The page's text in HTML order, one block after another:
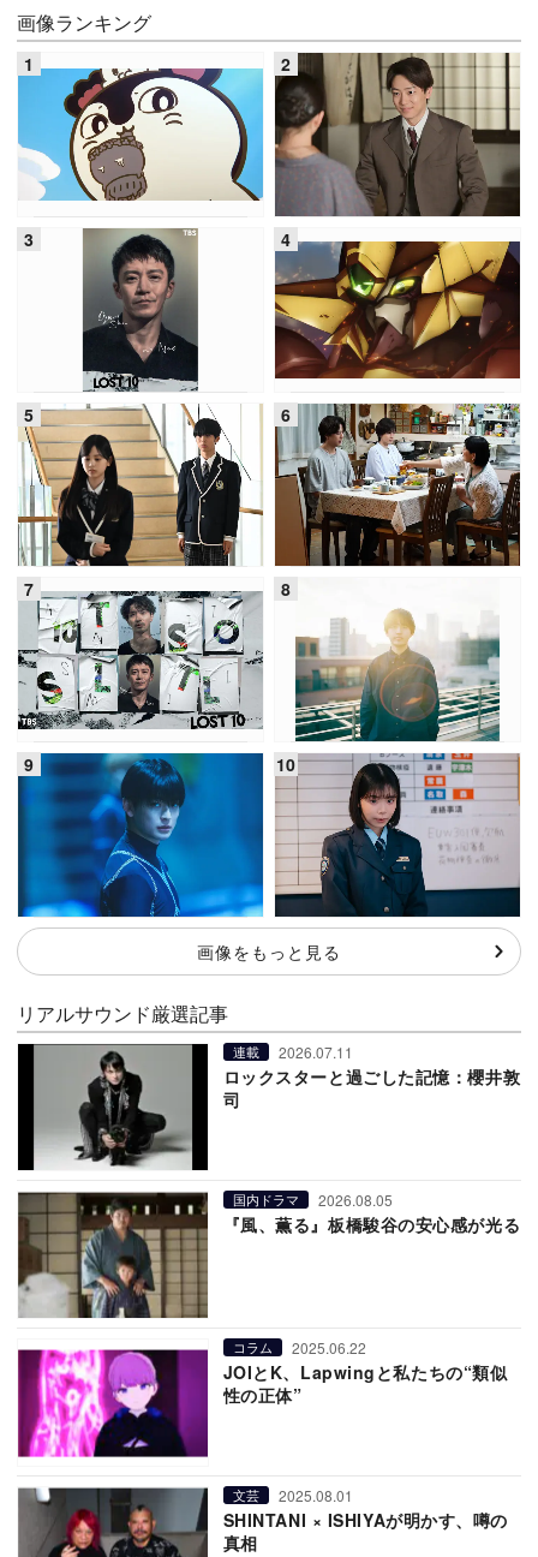
画像ランキング
画像をもっと見る
リアルサウンド厳選記事
連載 2026.07.11
ロックスターと過ごした記憶：櫻井敦
司
国内ドラマ 2026.08.05
『風、薫る』板橋駿谷の安心感が光る
コラム 2025.06.22
JOIとK、Lapwingと私たちの“類似
性の正体”
文芸 2025.08.01
SHINTANI × ISHIYAが明かす、噂の
真相